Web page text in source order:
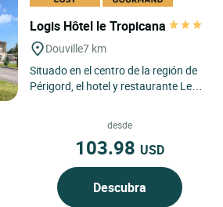
Logis Hôtel le Tropicana
Douville7 km
Situado en el centro de la región de
Périgord, el hotel y restaurante Le
desde
103.98 USD
Descubra